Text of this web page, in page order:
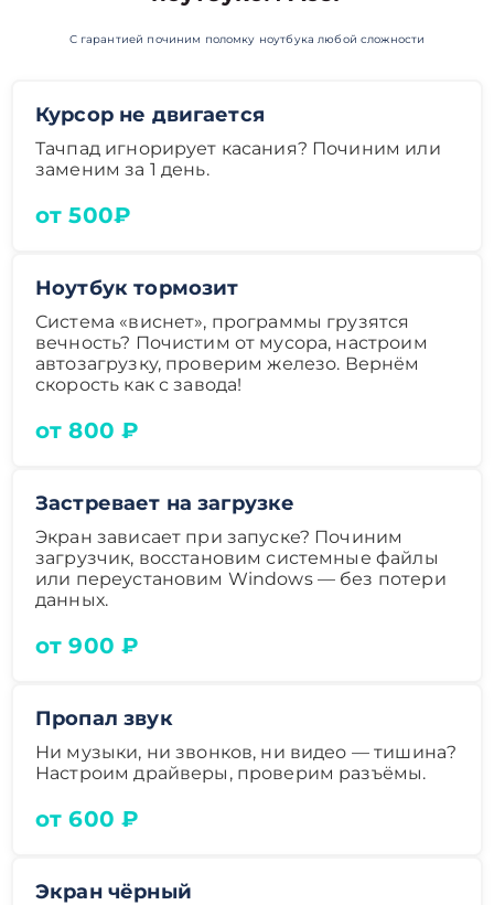
С гарантией починим поломку ноутбука любой сложности
Курсор не двигается
Тачпад игнорирует касания? Починим или
заменим за 1 день.
от 500₽
Ноутбук тормозит
Система «виснет», программы грузятся
вечность? Почистим от мусора, настроим
автозагрузку, проверим железо. Вернём
скорость как с завода!
от 800 ₽
Застревает на загрузке
Экран зависает при запуске? Починим
загрузчик, восстановим системные файлы
или переустановим Windows — без потери
данных.
от 900 ₽
Пропал звук
Ни музыки, ни звонков, ни видео — тишина?
Настроим драйверы, проверим разъёмы.
от 600 ₽
Экран чёрный